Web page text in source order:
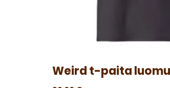
Weird t-paita